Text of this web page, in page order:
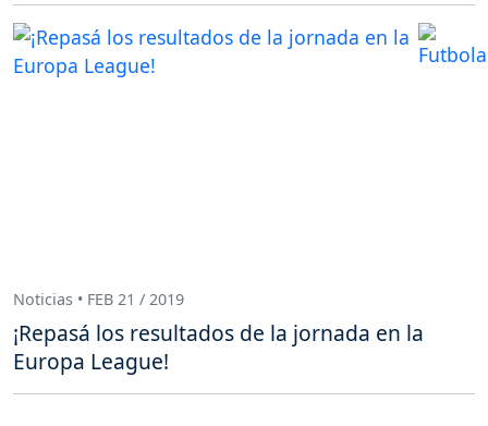
Noticias • FEB 21 / 2019
¡Repasá los resultados de la jornada en la
Europa League!